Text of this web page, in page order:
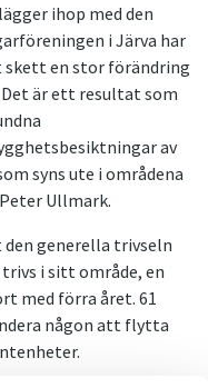
ihop med den
i Järva har
skett en stor förändring
är ett resultat som
av
syns ute i områdena
Ullmark.
den generella trivseln
i sitt område, en
med förra året. 61
någon att flytta